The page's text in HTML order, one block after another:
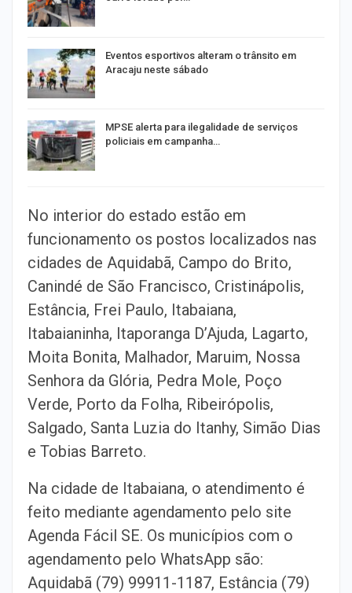
Eventos esportivos alteram o trânsito em
Aracaju neste sábado
MPSE alerta para ilegalidade de serviços
policiais em campanha…
No interior do estado estão em
funcionamento os postos localizados nas
cidades de Aquidabã, Campo do Brito,
Canindé de São Francisco, Cristinápolis,
Estância, Frei Paulo, Itabaiana,
Itabaianinha, Itaporanga D’Ajuda, Lagarto,
Moita Bonita, Malhador, Maruim, Nossa
Senhora da Glória, Pedra Mole, Poço
Verde, Porto da Folha, Ribeirópolis,
Salgado, Santa Luzia do Itanhy, Simão Dias
e Tobias Barreto.
Na cidade de Itabaiana, o atendimento é
feito mediante agendamento pelo site
Agenda Fácil SE. Os municípios com o
agendamento pelo WhatsApp são:
Aquidabã (79) 99911-1187, Estância (79)